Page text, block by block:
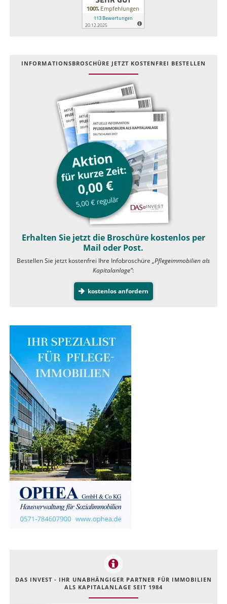
INFOR­MATIONS­BROSCHÜRE JETZT KOSTEN­FREI BESTELLEN
Erhalten Sie jetzt die Broschüre kostenlos per
Mail oder Post.
Bestellen Sie jetzt kostenfrei Ihre Infobroschüre„Pflegeimmobilien als
Kapitalanlage”:
kostenlos anfordern
DAS INVEST - IHR UNABHÄNGIGER PARTNER FÜR IMMOBILIEN
ALS KAPITALANLAGE SEIT 1984